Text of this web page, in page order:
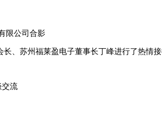
限公司合影
、苏州福莱盈电子董事长丁峰进行了热情接
交流